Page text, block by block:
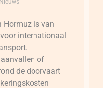
Nieuws
Hormuz is van
internationaal
aanvallen of
de doorvaart